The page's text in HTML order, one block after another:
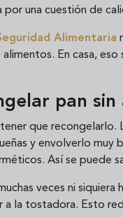
por una cuestión de
Alimentaria
En casa,
pan
que
y envolverlo muy
Así se puede
veces ni
la tostadora. Esto